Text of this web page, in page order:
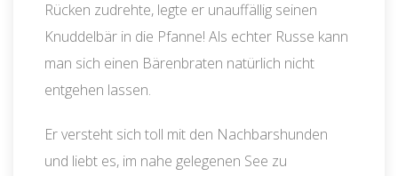
Rücken zudrehte, legte er unauffällig seinen
Knuddelbär in die Pfanne! Als echter Russe kann
man sich einen Bärenbraten natürlich nicht
entgehen lassen.
Er versteht sich toll mit den Nachbarshunden
und liebt es, im nahe gelegenen See zu